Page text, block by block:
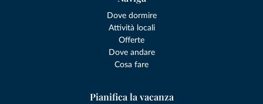
Dove dormire
Attività locali
Offerte
Dove andare
Cosa fare
Pianifica la vacanza